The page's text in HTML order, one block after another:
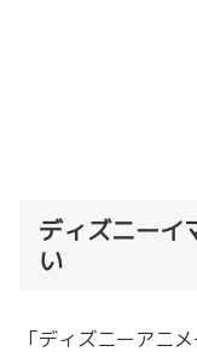
ディズニーイ
い
「ディズニーアニ